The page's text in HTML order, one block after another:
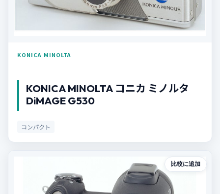
KONICA MINOLTA
KONICA MINOLTA コニカ ミノルタ
DiMAGE G530
コンパクト
比較に追加